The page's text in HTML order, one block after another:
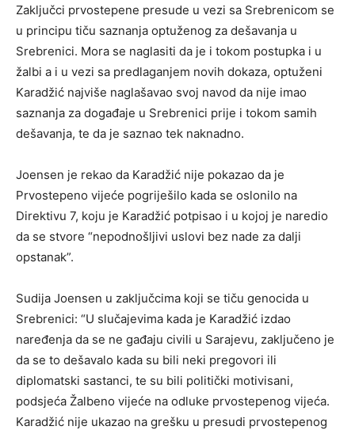
Zaključci prvostepene presude u vezi sa Srebrenicom se
u principu tiču saznanja optuženog za dešavanja u
Srebrenici. Mora se naglasiti da je i tokom postupka i u
žalbi a i u vezi sa predlaganjem novih dokaza, optuženi
Karadžić najviše naglašavao svoj navod da nije imao
saznanja za događaje u Srebrenici prije i tokom samih
dešavanja, te da je saznao tek naknadno.
Joensen je rekao da Karadžić nije pokazao da je
Prvostepeno vijeće pogriješilo kada se oslonilo na
Direktivu 7, koju je Karadžić potpisao i u kojoj je naredio
da se stvore “nepodnošljivi uslovi bez nade za dalji
opstanak”.
Sudija Joensen u zaključcima koji se tiču genocida u
Srebrenici: “U slučajevima kada je Karadžić izdao
naređenja da se ne gađaju civili u Sarajevu, zaključeno je
da se to dešavalo kada su bili neki pregovori ili
diplomatski sastanci, te su bili politički motivisani,
podsjeća Žalbeno vijeće na odluke prvostepenog vijeća.
Karadžić nije ukazao na grešku u presudi prvostepenog